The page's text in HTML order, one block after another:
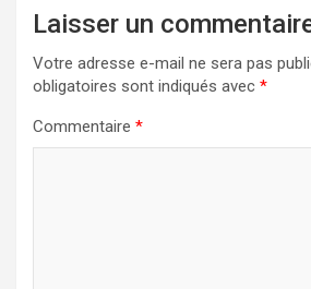
Laisser un
Votre adresse e-mail ne sera pas
obligatoires sont indiqués avec *
Commentaire *